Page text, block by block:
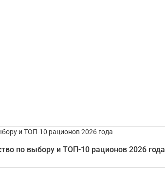
по выбору и ТОП-10 рационов 2026 года